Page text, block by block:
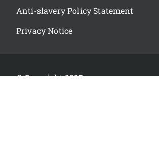
Anti-slavery Policy Statement
Privacy Notice
© Copyright 2025